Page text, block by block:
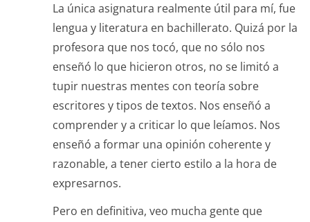
La única asignatura realmente útil para mí, fue
lengua y literatura en bachillerato. Quizá por la
profesora que nos tocó, que no sólo nos
enseñó lo que hicieron otros, no se limitó a
tupir nuestras mentes con teoría sobre
escritores y tipos de textos. Nos enseñó a
comprender y a criticar lo que leíamos. Nos
enseñó a formar una opinión coherente y
razonable, a tener cierto estilo a la hora de
expresarnos.
Pero en definitiva, veo mucha gente que